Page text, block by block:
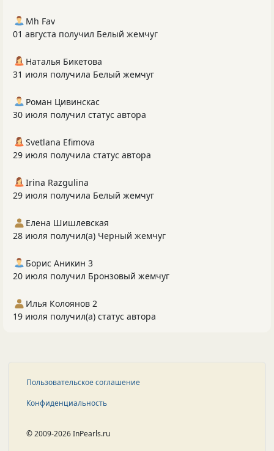
Mh Fav
01 августа получил Белый жемчуг
Наталья Бикетова
31 июля получила Белый жемчуг
Роман Цивинскас
30 июля получил статус автора
Svetlana Efimova
29 июля получила статус автора
Irina Razgulina
29 июля получила Белый жемчуг
Елена Шишлевская
28 июля получил(а) Черный жемчуг
Борис Аникин 3
20 июля получил Бронзовый жемчуг
Илья Колоянов 2
19 июля получил(а) статус автора
Пользовательское соглашение
Конфиденциальность
© 2009-2026 InPearls.ru